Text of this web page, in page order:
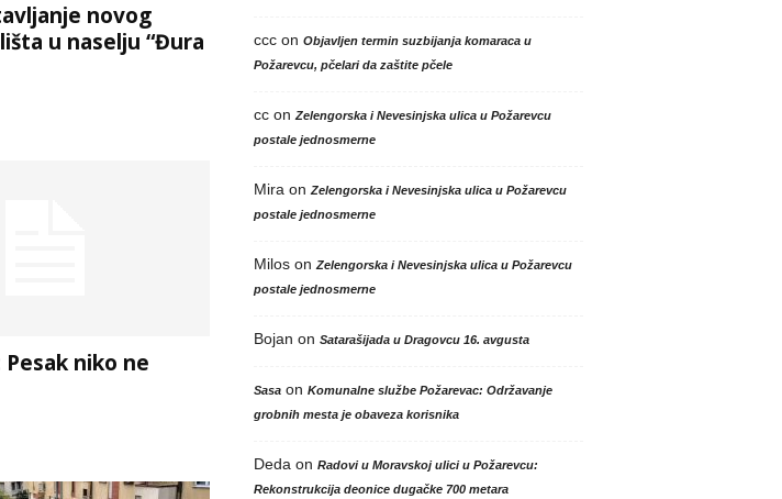
novog
u naselju “Đura
Pesak niko ne
cccon Objavljen termin suzbijanja komaraca u
Požarevcu, pčelari da zaštite pčele
ccon Zelengorska i Nevesinjska ulica u Požarevcu
postale jednosmerne
Mira on Zelengorska i Nevesinjska ulica u Požarevcu
postale jednosmerne
Miloson Zelengorska i Nevesinjska ulica u Požarevcu
postale jednosmerne
Bojan on Satarašijada u Dragovcu 16. avgusta
Sasaon Komunalne službe Požarevac: Održavanje
grobnih mesta je obaveza korisnika
Deda on Radovi u Moravskoj ulici u Požarevcu:
Rekonstrukcija deonice dugačke 700 metara